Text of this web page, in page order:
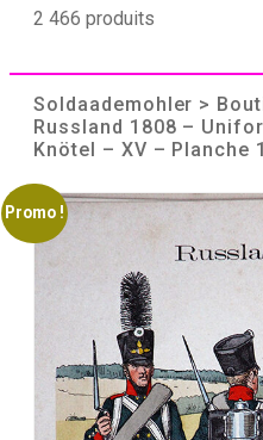
2 466 produits
Soldaademohler >
Russland 1808 –
Knötel – XV – Planche
Promo !